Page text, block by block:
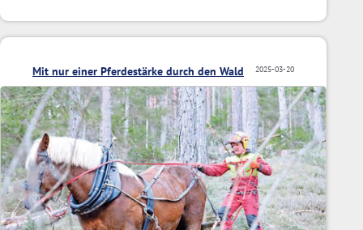
2025-03-20
Mit nur einer Pferdestärke durch den Wald